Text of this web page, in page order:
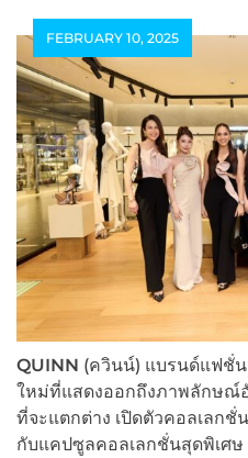
FEBRUARY 10, 2025
QUINN (ควินน์) แบรนด์แฟชั่
ใหม่ที่แสดงออกถึงภาพลักษณ์
ที่จะแตกต่าง เปิดตัวคอลเลกชั่
กับแคปซูลคอลเลกชั่นสุดพิเศษ